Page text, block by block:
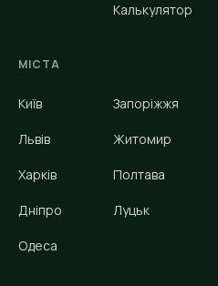
Калькулятор
МІСТА
Київ
Львів
Харків
Дніпро
Одеса
Запоріжжя
Житомир
Полтава
Луцьк